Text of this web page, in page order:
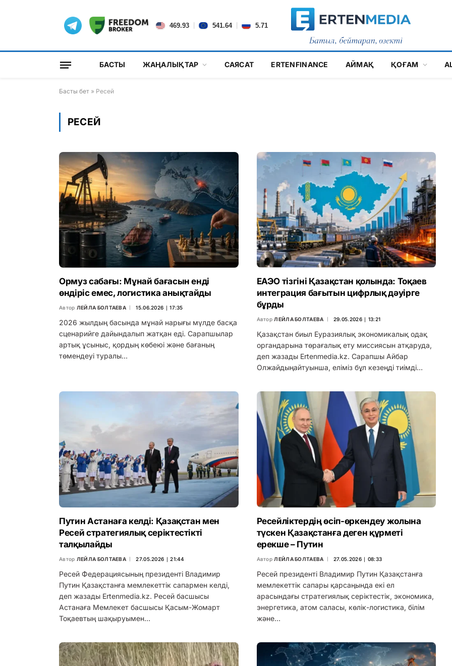
469.93 541.64 5.71
БАСТЫ ЖАҢАЛЫҚТАР САЯСАТ ERTENFINANCE АЙМАҚ ҚОҒАМ
Басты бет » Ресей
РЕСЕЙ
Ормуз сабағы: Мұнай бағасын енді
өндіріс емес, логистика анықтайды
Автор ЛЕЙЛА БОЛТАЕВА 15.06.2026 ∣ 17:35
2026 жылдың басында мұнай нарығы мүлде басқа
сценарийге дайындалып жатқан еді. Сарапшылар
артық ұсыныс, қордың көбеюі және бағаның
төмендеуі туралы…
ЕАЭО тізгіні Қазақстан қолында: Тоқаев
интеграция бағытын цифрлық дәуірге
бұрды
Автор ЛЕЙЛА БОЛТАЕВА 29.05.2026 ∣ 13:21
Қазақстан биыл Еуразиялық экономикалық одақ
органдарына төрағалық ету миссиясын атқаруда,
деп жазады Ertenmedia.kz. Сарапшы Айбар
Олжайдыңайтуынша, еліміз бұл кезеңді тиімді…
Путин Астанаға келді: Қазақстан мен
Ресей стратегиялық серіктестікті
талқылайды
Автор ЛЕЙЛА БОЛТАЕВА 27.05.2026 ∣ 21:44
Ресей Федерациясының президенті Владимир
Путин Қазақстанға мемлекеттік сапармен келді,
деп жазады Ertenmedia.kz. Ресей басшысы
Астанаға Мемлекет басшысы Қасым-Жомарт
Тоқаевтың шақыруымен…
Ресейліктердің өсіп-өркендеу жолына
түскен Қазақстанға деген құрметі
ерекше – Путин
Автор ЛЕЙЛА БОЛТАЕВА 27.05.2026 ∣ 08:33
Ресей президенті Владимир Путин Қазақстанға
мемлекеттік сапары қарсаңында екі ел
арасындағы стратегиялық серіктестік, экономика,
энергетика, атом саласы, көлік-логистика, білім
және…